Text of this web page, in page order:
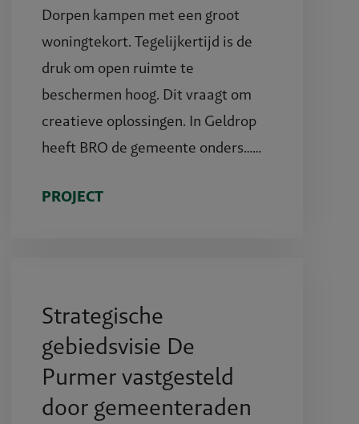
Dorpen kampen met een groot
woningtekort. Tegelijkertijd is de
druk om open ruimte te
beschermen hoog. Dit vraagt om
creatieve oplossingen. In Geldrop
heeft BRO de gemeente onders……
PROJECT
Strategische
gebiedsvisie De
Purmer vastgesteld
door gemeenteraden